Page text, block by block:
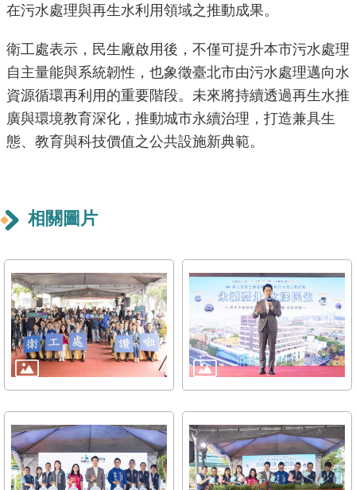
覽
回
首
頁
English
答
陳
情
系
統
雙
語
彙
TAIPEI
PASS
在污水處理與再生水利用領域之推動成果。
衛工處表示，民生廠啟用後，不僅可提升本市污水處理
自主量能與系統韌性，也象徵臺北市由污水處理邁向水
資源循環再利用的重要階段。未來將持續透過再生水推
廣與環境教育深化，推動城市永續治理，打造兼具生
態、教育與科技價值之公共設施新典範。
相關圖片